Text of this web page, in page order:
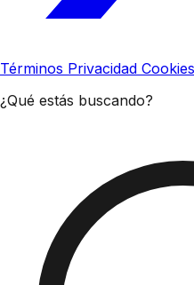
Términos Privacidad Cookies
¿Qué estás buscando?